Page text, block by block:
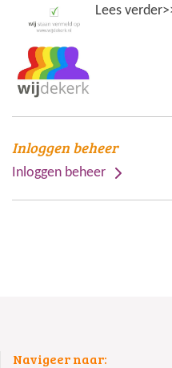
Lees
Inloggen beheer
Inloggen beheer
Navigeer naar: